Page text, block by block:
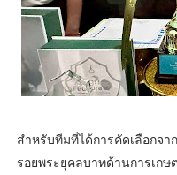
สำหรับทีมที่ได้การคัดเลือกจ
รอยพระยุคลบาทด้านการเก